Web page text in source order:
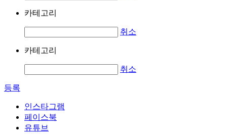
카테고리
취소
카테고리
취소
등록
인스타그램
페이스북
유튜브